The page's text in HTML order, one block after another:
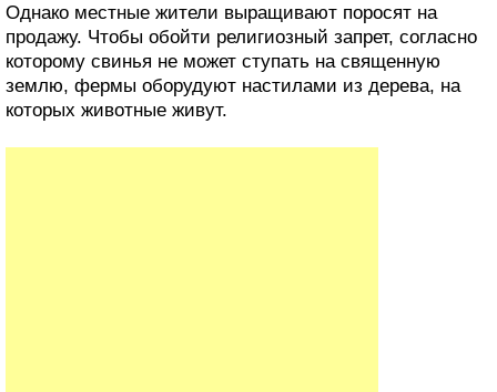
Однако местные жители выращивают поросят на
продажу. Чтобы обойти религиозный запрет, согласно
которому свинья не может ступать на священную
землю, фермы оборудуют настилами из дерева, на
которых животные живут.